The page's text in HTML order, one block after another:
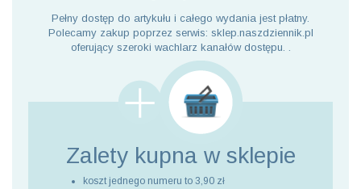
Pełny dostęp do artykułu i całego wydania jest płatny.
Polecamy zakup poprzez serwis: sklep.naszdziennik.pl
oferujący szeroki wachlarz kanałów dostępu. .
Zalety kupna w sklepie
koszt jednego numeru to 3,90 zł